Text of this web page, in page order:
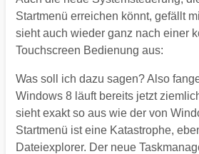
Startmenü erreichen könnt, gefällt
sieht auch wieder ganz nach einer
Touchscreen Bedienung aus:
Was soll ich dazu sagen? Also
Windows 8 läuft bereits jetzt
sieht exakt so aus wie der von
Startmenü ist eine Katastrophe,
Dateiexplorer. Der neue